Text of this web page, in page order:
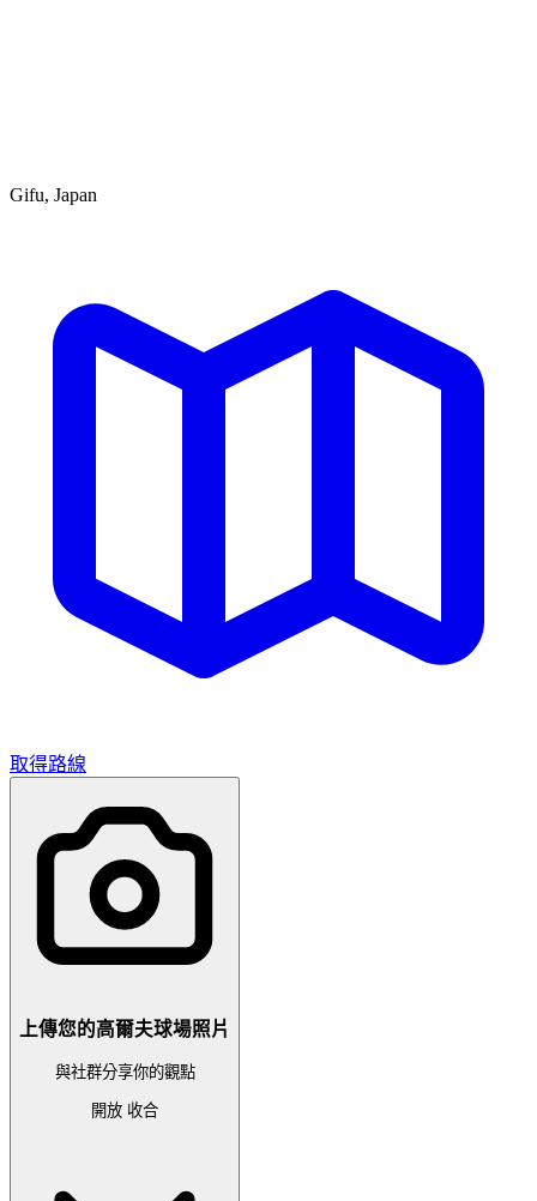
Gifu, Japan
取得路線
上傳您的高爾夫球場照片
與社群分享你的觀點
開放 收合